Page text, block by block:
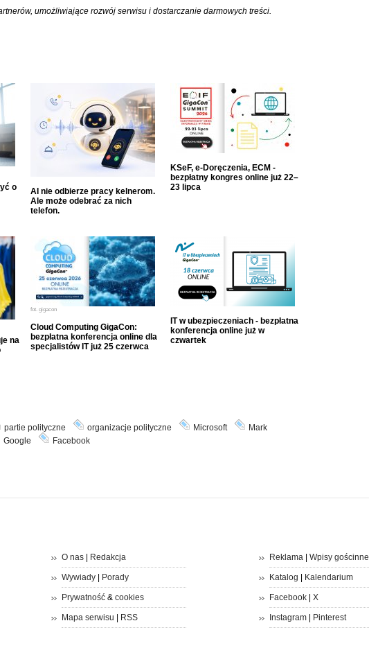
umożliwiające rozwój serwisu i dostarczanie darmowych treści.
o
AI nie odbierze pracy kelnerom.
Ale może odebrać za nich
telefon.
KSeF, e-Doręczenia, ECM -
bezpłatny kongres online już 22–
23 lipca
na
fot. gigacon
Cloud Computing GigaCon:
bezpłatna konferencja online dla
specjalistów IT już 25 czerwca
IT w ubezpieczeniach - bezpłatna
konferencja online już w
czwartek
partie polityczne organizacje polityczne Microsoft
Mark
Google Facebook
O nas| Redakcja
Wywiady| Porady
Prywatność& cookies
Mapa serwisu RSS
Reklama| Wpisy gościnne
Katalog Kalendarium
Facebook| X
Instagram| Pinterest